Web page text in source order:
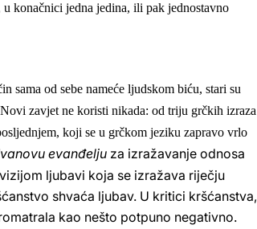
konačnici jedna jedina, ili pak jednostavno
sama od sebe nameće ljudskom biću, stari su
zavjet ne koristi nikada: od triju grčkih izraza
koji se u grčkom jeziku zapravo vrlo
evanđelju za izražavanje odnosa
ljubavi koja se izražava riječju
shvaća ljubav. U kritici kršćanstva,
kao nešto potpuno negativno.